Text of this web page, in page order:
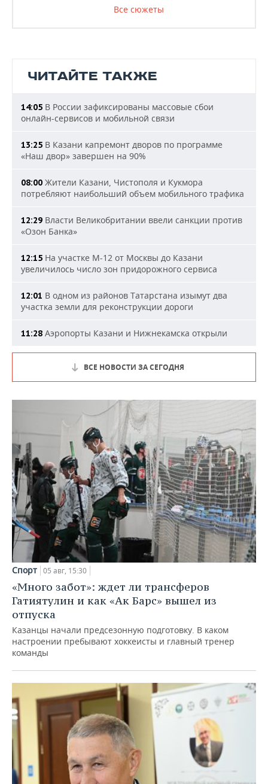
Все сюжеты
ЧИТАЙТЕ ТАКЖЕ
14:05 В России зафиксированы массовые сбои
онлайн-сервисов и мобильной связи
13:25 В Казани капремонт дворов по программе
«Наш двор» завершен на 90%
08:00 Жители Казани, Чистополя и Кукмора
потребляют наибольший объем мобильного трафика
12:29 Власти Великобритании ввели санкции против
«Озон Банка»
12:15 На участке М-12 от Москвы до Казани
увеличилось число зон придорожного сервиса
12:01 В одном из районов Татарстана изымут два
участка земли для реконструкции дороги
11:28 Аэропорты Казани и Нижнекамска открыли
ВСЕ НОВОСТИ ЗА СЕГОДНЯ
Спорт 05 авг, 15:30
«Много забот»: ждет ли трансферов
Гатиятулин и как «Ак Барс» вышел из
отпуска
Казанцы начали предсезонную подготовку. В каком
настроении пребывают хоккеисты и главный тренер
команды